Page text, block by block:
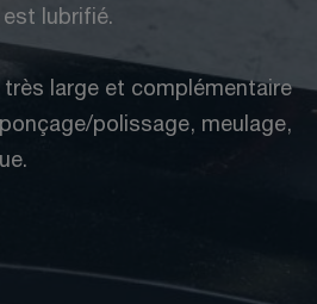
lubrifié.
large et complémentaire
polissage, meulage,